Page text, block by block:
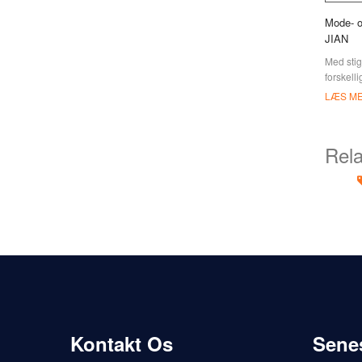
Mode-
JIAN
Med
LÆS
Kontakt Os